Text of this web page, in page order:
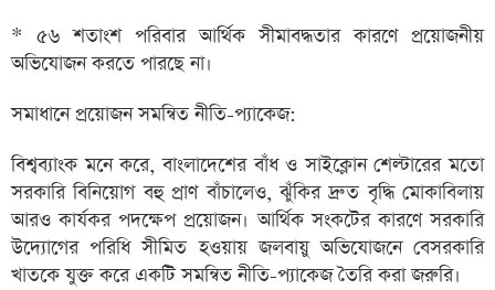
* ৫৬ শতাংশ পরিবার আর্থিক সীমাবদ্ধতার কারণে প্রয়োজনীয়
অভিযোজন করতে পারছে না।
সমাধানে প্রয়োজন সমন্বিত নীতি-প্যাকেজ:
বিশ্বব্যাংক মনে করে, বাংলাদেশের বাঁধ ও সাইক্লোন শেল্টারের মতো
সরকারি বিনিয়োগ বহু প্রাণ বাঁচালেও, ঝুঁকির দ্রুত বৃদ্ধি মোকাবিলায়
আরও কার্যকর পদক্ষেপ প্রয়োজন। আর্থিক সংকটের কারণে সরকারি
উদ্যোগের পরিধি সীমিত হওয়ায় জলবায়ু অভিযোজনে বেসরকারি
খাতকে যুক্ত করে একটি সমন্বিত নীতি-প্যাকেজ তৈরি করা জরুরি।